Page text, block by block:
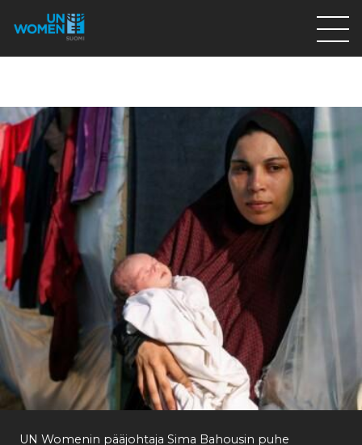
Osallistu
Mitä teemme
Ajankohtaista
Tietoa meistä
På Svenska
Valikon rivi
Lahjoita
Etsi
UN Womenin pääjohtaja Sima Bahousin puhe